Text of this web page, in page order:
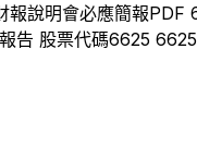
報說明會必應簡報PDF
告 股票代碼6625 6625